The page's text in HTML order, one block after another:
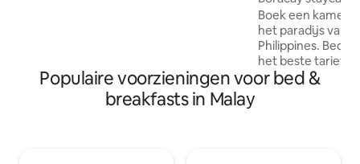
toilet, minibar, kluisje, lcd- of plasma-tv
's, hifi-dvd-surroundsystemen,
superstille split-achtige airconditioning,
personen
Boek een kamer
het paradijs van Boracay Island
Philippines. Bed
het beste tarief
tussen station 1 &
Populaire voorzieningen voor bed &
breakfasts in Malay